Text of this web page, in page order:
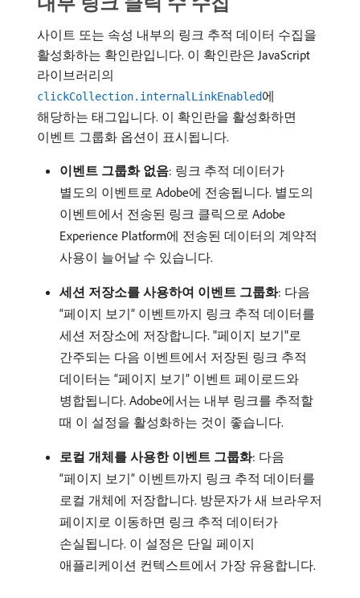
사이트 또는 속성 내부의 링크 추적 데이터 수집을
활성화하는 확인란입니다. 이 확인란은 JavaScript
라이브러리의
clickCollection.internalLinkEnabled에
해당하는 태그입니다. 이 확인란을 활성화하면
이벤트 그룹화 옵션이 표시됩니다.
이벤트 그룹화 없음: 링크 추적 데이터가
별도의 이벤트로 Adobe에 전송됩니다. 별도의
이벤트에서 전송된 링크 클릭으로 Adobe
Experience Platform에 전송된 데이터의 계약적
사용이 늘어날 수 있습니다.
세션 저장소를 사용하여 이벤트 그룹화: 다음
“페이지 보기” 이벤트까지 링크 추적 데이터를
세션 저장소에 저장합니다. "페이지 보기"로
간주되는 다음 이벤트에서 저장된 링크 추적
데이터는 “페이지 보기” 이벤트 페이로드와
병합됩니다. Adobe에서는 내부 링크를 추적할
때 이 설정을 활성화하는 것이 좋습니다.
로컬 개체를 사용한 이벤트 그룹화: 다음
“페이지 보기” 이벤트까지 링크 추적 데이터를
로컬 개체에 저장합니다. 방문자가 새 브라우저
페이지로 이동하면 링크 추적 데이터가
손실됩니다. 이 설정은 단일 페이지
애플리케이션 컨텍스트에서 가장 유용합니다.